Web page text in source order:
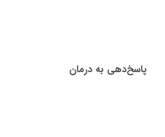
پاسخ‌دهی به درمان